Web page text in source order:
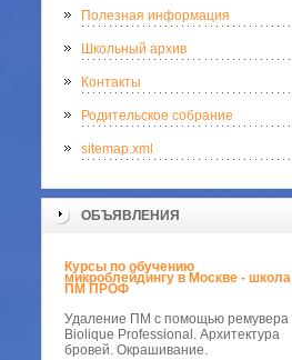
Полезная информация
Школьный архив
Контакты
Родительское собрание
sitemap.xml
ОБЪЯВЛЕНИЯ
Курсы по обучению
микроблейдингу в Москве - школа
ПМ ПРОФ
Удаление ПМ с помощью ремувера
Biolique Professional. Архитектура
бровей. Окрашивание.